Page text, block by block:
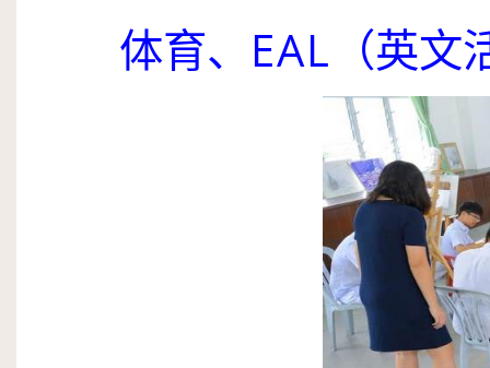
体育、 EAL （英